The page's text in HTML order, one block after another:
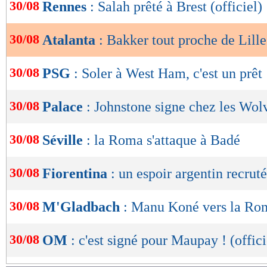
de
OK
30/08 Rennes : Salah prêté à Brest (officiel)
30/08 Atalanta : Bakker tout proche de Lille
30/08 PSG : Soler à West Ham, c'est un prêt
30/08 Palace : Johnstone signe chez les
30/08 Séville : la Roma s'attaque à Badé
30/08 Fiorentina : un espoir argentin
30/08 M'Gladbach : Manu Koné vers la
30/08 OM : c'est signé pour Maupay !